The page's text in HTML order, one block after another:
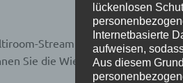
Streaming-Systems erfolgt
Sie die Wiedergabe in jedem
lückenlosen
Internetbasierte
aufweisen,
Aus diesem